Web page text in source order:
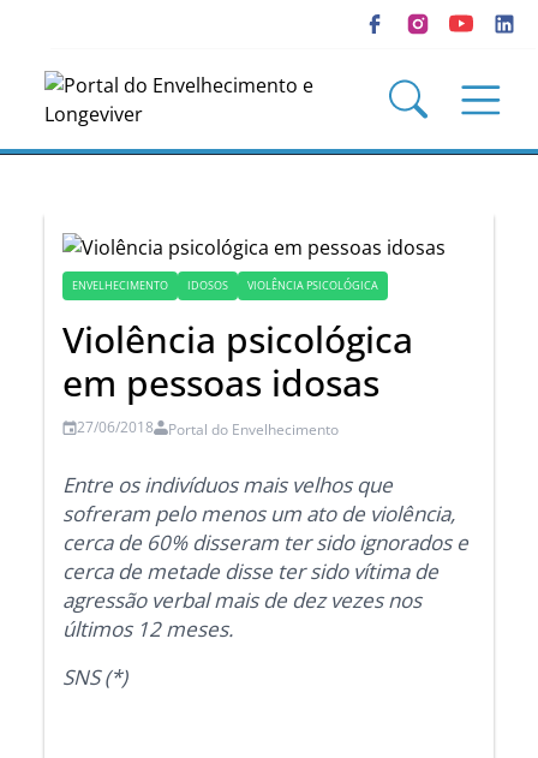
ENVELHECIMENTO IDOSOS VIOLÊNCIA PSICOLÓGICA
Violência psicológica
em pessoas idosas
27/06/2018 Portal do Envelhecimento
Entre os indivíduos mais velhos que
sofreram pelo menos um ato de violência,
cerca de 60% disseram ter sido ignorados e
cerca de metade disse ter sido vítima de
agressão verbal mais de dez vezes nos
últimos 12 meses.
SNS (*)